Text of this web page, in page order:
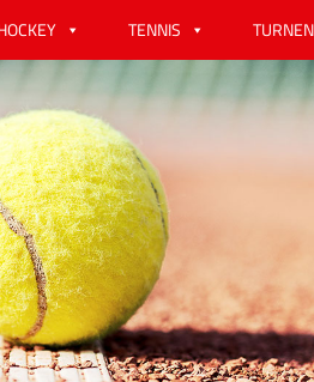
TENNIS TURNEN